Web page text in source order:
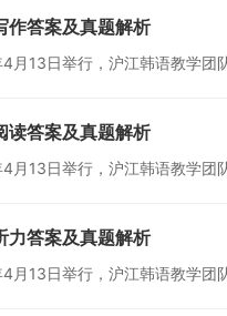
作答案及真题解析
13日举行，沪江韩语教学团
读答案及真题解析
13日举行，沪江韩语教学团
力答案及真题解析
13日举行，沪江韩语教学团